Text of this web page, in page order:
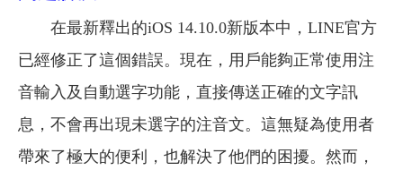
在最新釋出的iOS 14.10.0新版本中，LINE官方
已經修正了這個錯誤。現在，用戶能夠正常使用注
音輸入及自動選字功能，直接傳送正確的文字訊
息，不會再出現未選字的注音文。這無疑為使用者
帶來了極大的便利，也解決了他們的困擾。然而，